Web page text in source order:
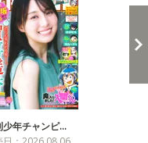
少年チャンピ…